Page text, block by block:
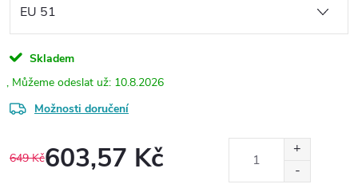
Skladem
10.8.2026
Možnosti doručení
649 Kč603,57 Kč